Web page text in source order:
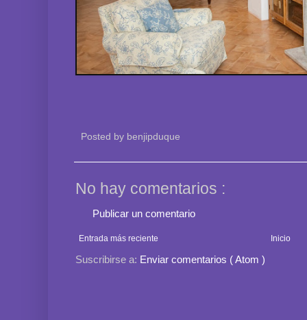
Posted by benjipduque
No hay comentarios :
Publicar un comentario
Entrada más reciente Inicio
Suscribirse a: Enviar comentarios ( Atom )